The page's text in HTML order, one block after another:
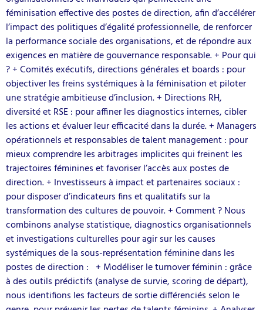
féminisation effective des postes de direction, afin d’accélérer
l’impact des politiques d’égalité professionnelle, de renforcer
la performance sociale des organisations, et de répondre aux
exigences en matière de gouvernance responsable. + Pour qui
? + Comités exécutifs, directions générales et boards : pour
objectiver les freins systémiques à la féminisation et piloter
une stratégie ambitieuse d’inclusion. + Directions RH,
diversité et RSE : pour affiner les diagnostics internes, cibler
les actions et évaluer leur efficacité dans la durée. + Managers
opérationnels et responsables de talent management : pour
mieux comprendre les arbitrages implicites qui freinent les
trajectoires féminines et favoriser l’accès aux postes de
direction. + Investisseurs à impact et partenaires sociaux :
pour disposer d’indicateurs fins et qualitatifs sur la
transformation des cultures de pouvoir. + Comment ? Nous
combinons analyse statistique, diagnostics organisationnels
et investigations culturelles pour agir sur les causes
systémiques de la sous-représentation féminine dans les
postes de direction : + Modéliser le turnover féminin : grâce
à des outils prédictifs (analyse de survie, scoring de départ),
nous identifions les facteurs de sortie différenciés selon le